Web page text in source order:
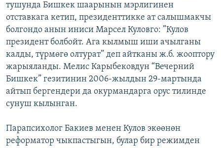
тушунда Бишкек шаарынын мэрлигинен
отставкага кетип, президенттикке ат салышмакчы
болгондо анын иниси Марсел Куловго: ”Кулов
президент болбойт. Ага кылмыш иши ачылганы
калды, түрмөгө олтурат” деп айтканы ж.б. жооптору
жарыяланды. Мелис Карыбековдун “Вечерний
Бишкек” гезитинин 2006-жылдын 29-мартында
айтып бергендери да окурмандарга орус тилинде
сунуш кылынган.
Парапсихолог Бакиев менен Кулов экөөнөн
реформатор чыкпастыгын, булар бир режимден